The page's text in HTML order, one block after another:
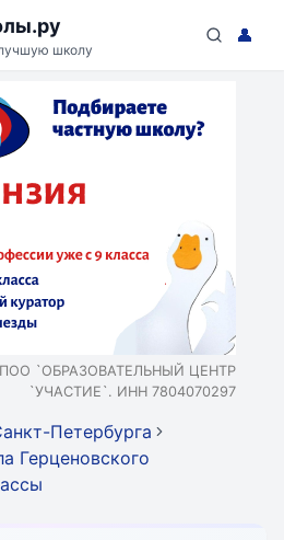
школу
👤
`ОБРАЗОВАТЕЛЬНЫЙ ЦЕНТР
`УЧАСТИЕ`. ИНН 7804070297
Петербурга
Герценовского